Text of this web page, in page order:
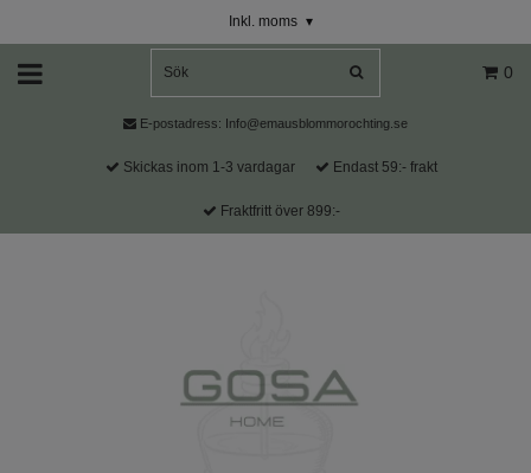
Inkl. moms ▾
0
E-postadress: Info@emausblommorochting.se
Skickas inom 1-3 vardagar Endast 59:- frakt
Fraktfritt över 899:-